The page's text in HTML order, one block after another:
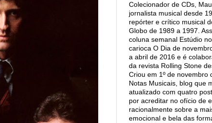
Colecionador de CDs,
jornalista musical desde
repórter e crítico musical
Globo de 1989 a 1997.
coluna semanal Estúdio
carioca O Dia de
a abril de 2016 e é
da revista Rolling Stone
Criou em 1º de novembro
Notas Musicais, blog que
atualizado com quatro
por acreditar no ofício de
racionalmente sobre a
emocional e bela das